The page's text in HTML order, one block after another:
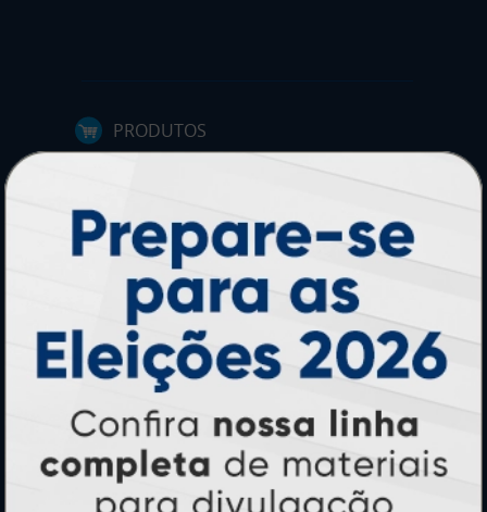
PRODUTOS
Pastas
Ímãs
Cartão de Visita
Folder, Flyer e Panfleto
Banners e Lonas
Calendários 2027
PAGUE COM